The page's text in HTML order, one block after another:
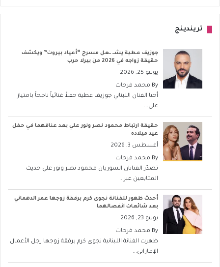
تريندينج
جوزيف عطية يشــ ــعل مسرح “أعياد بيروت” ويكشف
حقيقة زواجه في 2026 من بيرلا حرب
يوليو 25, 2026
By محمد فرحات
أحيا الفنان اللبناني جوزيف عطية حفلاً غنائياً ناجحاً بامتياز
على...
حقيقة ارتباط محمود نصر ونور علي بعد عناقهما في حفل
عيد ميلاده
أغسطس 3, 2026
By محمد فرحات
تصدّر الفنانان السوريان محمود نصر ونور علي حديث
المتابعين عبر...
أحدث ظهور للفنانة نجوى كرم برفقة زوجها عمر الدهماني
بعد شائعات انفصالهما
يوليو 23, 2026
By محمد فرحات
ظهرت الفنانة اللبنانية نجوى كرم برفقة زوجها رجل الأعمال
الإماراتي...